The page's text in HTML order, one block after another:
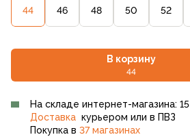
44 46 48 50 52
В корзину
44
На складе интернет-магазина: 15
Доставка курьером или в ПВЗ
Покупка в 37 магазинах